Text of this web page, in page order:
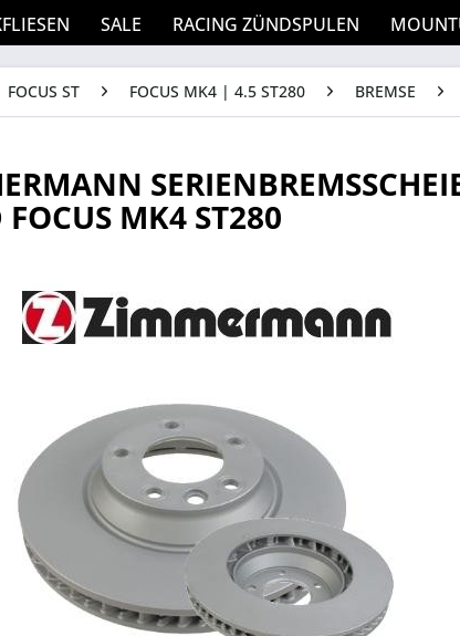
SALE RACING ZÜNDSPULEN
FOCUS ST FOCUS MK4 | 4.5 ST280 BREMSE
FOCUS MK4 ST280